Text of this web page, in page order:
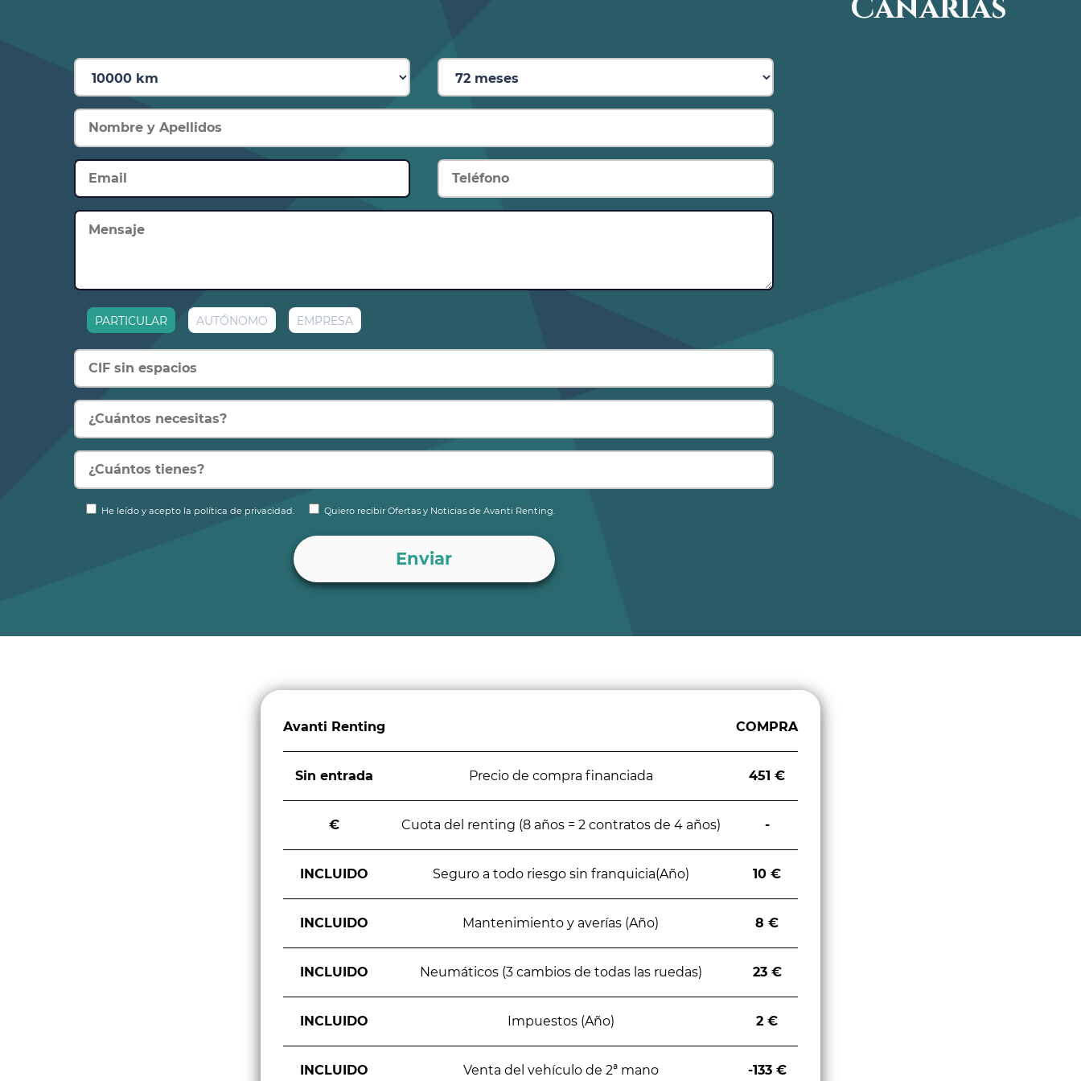
Climatronic (3 zonas) con panel de mandos del climatizador detrás
2 lámparas de lectura delante, 2 detrás
PARTICULAR AUTÓNOMO EMPRESA
He leído y acepto la política de privacidad. Quiero recibir Ofertas y Noticias de Avanti Renting.
Avanti Renting COMPRA
Sin entrada Precio de compra financiada 451 €
€ Cuota del renting (8 años = 2 contratos de 4 años) -
INCLUIDO Seguro a todo riesgo sin franquicia(Año) 10 €
INCLUIDO Mantenimiento y averías (Año) 8 €
INCLUIDO Neumáticos (3 cambios de todas las ruedas) 23 €
INCLUIDO Impuestos (Año) 2 €
INCLUIDO Venta del vehículo de 2ª mano -133 €